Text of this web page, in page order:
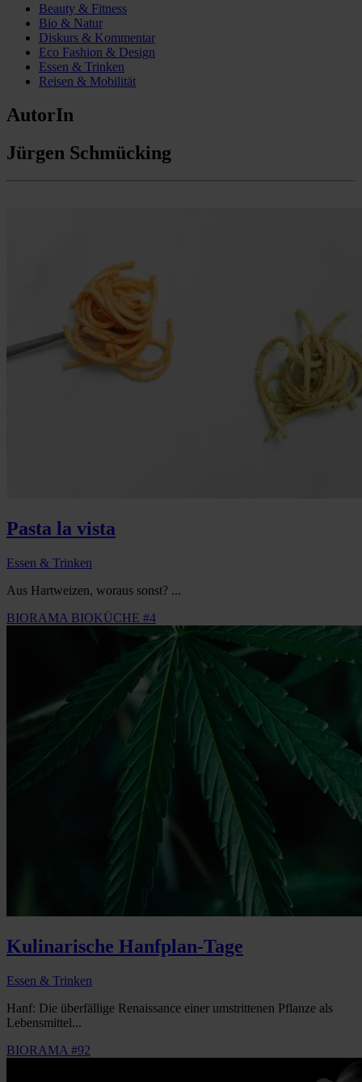
Beauty & Fitness
Bio & Natur
Diskurs & Kommentar
Eco Fashion & Design
Essen & Trinken
Reisen & Mobilität
AutorIn
Jürgen Schmücking
Pasta la vista
Essen & Trinken
Aus Hartweizen, woraus sonst? ...
BIORAMA BIOKÜCHE #4
Kulinarische Hanfplan-Tage
Essen & Trinken
Hanf: Die überfällige Renaissance einer umstrittenen Pflanze als
Lebensmittel...
BIORAMA #92